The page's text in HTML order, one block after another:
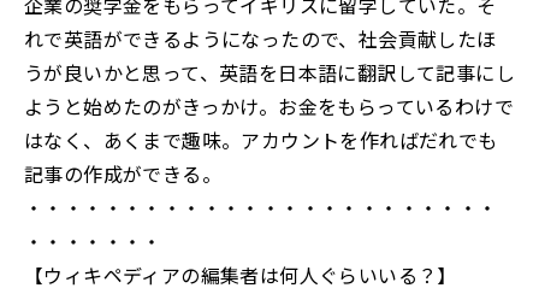
れで英語ができるようになったので、社会貢献したほ
うが良いかと思って、英語を日本語に翻訳して記事にし
ようと始めたのがきっかけ。お金をもらっているわけで
はなく、あくまで趣味。アカウントを作ればだれでも
記事の作成ができる。
・・・・・・・・・・・・・・・・・・・・・・・・
・・・・・・・
【ウィキペディアの編集者は何人ぐらいいる？】